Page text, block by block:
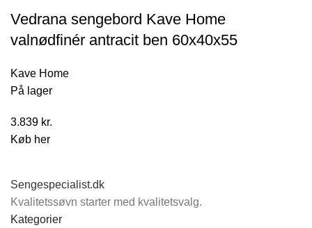
Vedrana sengebord Kave Home
valnødfinér antracit ben 60x40x55
Kave Home
På lager
3.839 kr.
Køb her
Sengespecialist.dk
Kvalitetssøvn starter med kvalitetsvalg.
Kategorier